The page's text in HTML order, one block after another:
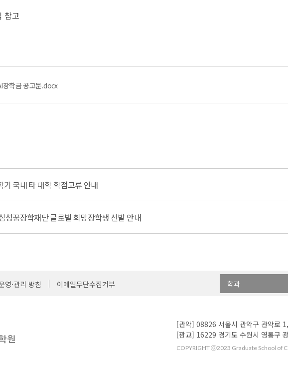
참고
장학금 공고문.docx
국내 타 대학 학점교류 안내
성꿈장학재단 글로벌 희망장학생 선발 안내
영·관리 방침 이메일무단수집거부 학과
[관악] 08826 서울시 관악구 관악로
[광교] 16229 경기도 수원시 영통구
COPYRIGHT ⓒ2023 Graduate School of